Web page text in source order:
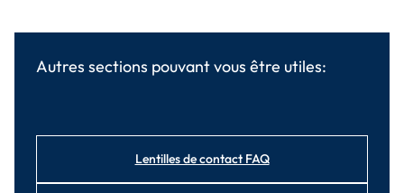
Autres sections pouvant vous être utiles:
Lentilles de contact FAQ